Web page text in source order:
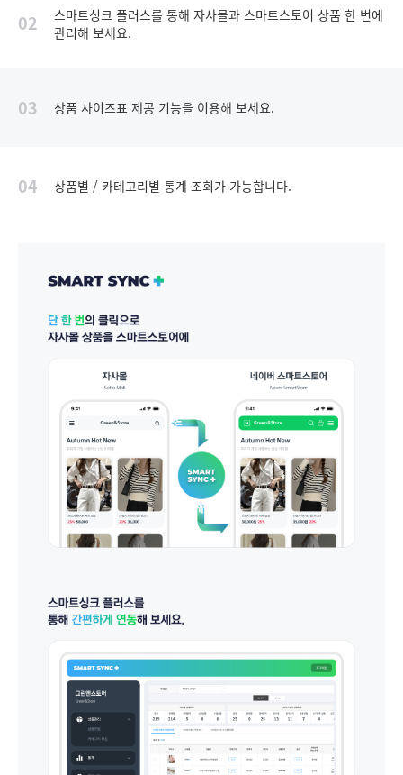
02
스마트싱크 플러스를 통해 자사몰과 스마트스토어 상품 한 번에
관리해 보세요.
03 상품 사이즈표 제공 기능을 이용해 보세요.
04 상품별 / 카테고리별 통계 조회가 가능합니다.